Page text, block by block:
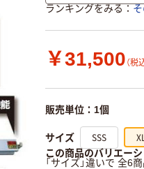
ランキングをみる
￥31,500 （税
販売単位：1個
サイズ SSS XL
この商品のバリエー
「サイズ」違いで 全6